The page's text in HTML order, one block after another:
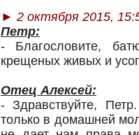
► 2 октября 2015,
Петр:
- Благословите,
крещеных живых и
Отец Алексей:
- Здравствуйте,
только в домашней